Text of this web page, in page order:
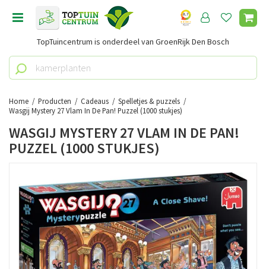
Home Producten Cadeaus
Spelletjes & puzzels
Wasgij Mystery 27 Vlam In De Pan! Puzzel (1000 stukjes)
TopTuincentrum is onderdeel van GroenRijk Den Bosch
WASGIJ MYSTERY 27 VLAM IN DE PAN!
PUZZEL (1000 STUKJES)